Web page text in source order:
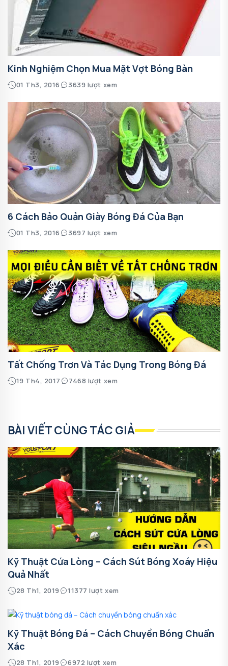
Kinh Nghiệm Chọn Mua Mặt Vợt Bóng Bàn
01 Th3, 2016 3639 lượt xem
6 Cách Bảo Quản Giày Bóng Đá Của Bạn
01 Th3, 2016 3697 lượt xem
Tất Chống Trơn Và Tác Dụng Trong Bóng Đá
19 Th4, 2017 7468 lượt xem
BÀI VIẾT CÙNG TÁC GIẢ
Kỹ Thuật Cứa Lòng – Cách Sút Bóng Xoáy Hiệu
Quả Nhất
28 Th1, 2019 11377 lượt xem
Kỹ Thuật Bóng Đá – Cách Chuyền Bóng Chuẩn
Xác
28 Th1, 2019 6972 lượt xem